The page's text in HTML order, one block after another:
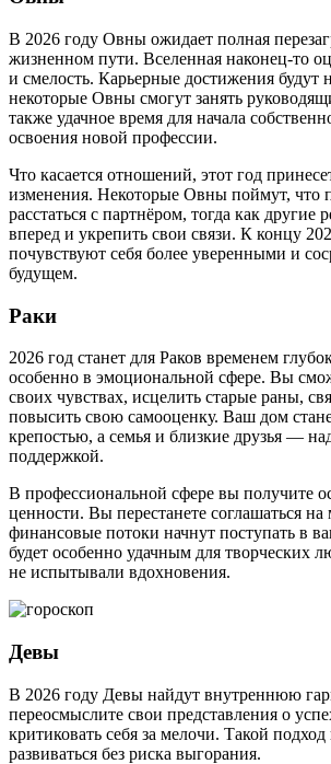
В 2026 году Овны ожидает полная
жизненном пути. Вселенная наконец-то
и смелость. Карьерные достижения будут
некоторые Овны смогут занять
также удачное время для начала
освоения новой профессии.
Что касается отношений, этот год
изменения. Некоторые Овны поймут, что
расстаться с партнёром, тогда как другие
вперед и укрепить свои связи. К концу
почувствуют себя более уверенными и
будущем.
Раки
2026 год станет для Раков временем
особенно в эмоциональной сфере. Вы
своих чувствах, исцелить старые раны,
повысить свою самооценку. Ваш дом
крепостью, а семья и близкие друзья —
поддержкой.
В профессиональной сфере вы получите
ценности. Вы перестанете соглашаться
финансовые потоки начнут поступать в
будет особенно удачным для творческих
не испытывали вдохновения.
Девы
В 2026 году Девы найдут внутреннюю
переосмыслите свои представления о
критиковать себя за мелочи. Такой
развиваться без риска выгорания.